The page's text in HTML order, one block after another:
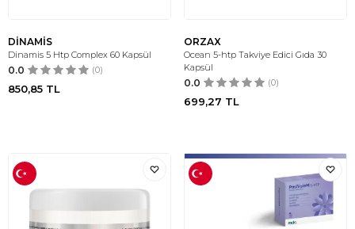
DİNAMİS
Dinamis 5 Htp Complex 60 Kapsül
0.0 (0)
850,85 TL
ORZAX
Ocean 5-htp Takviye Edici Gıda 30
Kapsül
0.0 (0)
699,27 TL